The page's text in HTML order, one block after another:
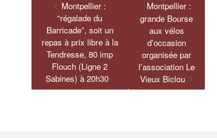
Montpellier :
“régalade du
Barricade”, soit un
repas à prix libre à la
Tendresse, 80 imp
Flouch (Ligne 2
Sabines) à 20h30
Montpellier :
grande Bourse
aux vélos
d’occasion
organisée par
l’association Le
Vieux Biclou